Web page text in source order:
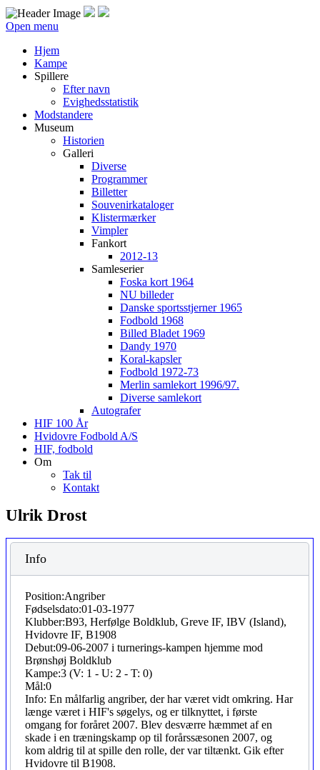
Open menu
Hjem
Kampe
Spillere
Efter navn
Evighedsstatistik
Modstandere
Museum
Historien
Galleri
Diverse
Programmer
Billetter
Souvenirkataloger
Klistermærker
Vimpler
Fankort
2012-13
Samleserier
Foska kort 1964
NU billeder
Danske sportsstjerner 1965
Fodbold 1968
Billed Bladet 1969
Dandy 1970
Koral-kapsler
Fodbold 1972-73
Merlin samlekort 1996/97.
Diverse samlekort
Autografer
HIF 100 År
Hvidovre Fodbold A/S
HIF, fodbold
Om
Tak til
Kontakt
Ulrik Drost
Info
Position:Angriber
Fødselsdato:01-03-1977
Klubber:B93, Herfølge Boldklub, Greve IF, IBV (Island),
Hvidovre IF, B1908
Debut:09-06-2007 i turnerings-kampen hjemme mod
Brønshøj Boldklub
Kampe:3 (V: 1 - U: 2 - T: 0)
Mål:0
Info: En målfarlig angriber, der har været vidt omkring. Har
længe været i HIF's søgelys, og er tilknyttet, i første
omgang for foråret 2007. Blev desværre hæmmet af en
skade i en træningskamp op til forårssæsonen 2007, og
kom aldrig til at spille den rolle, der var tiltænkt. Gik efter
Hvidovre til B1908.